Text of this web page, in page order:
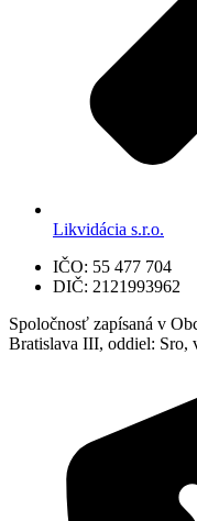
Likvidácia s.r.o.
IČO: 55 477 704
DIČ: 2121993962
Spoločnosť zapísaná v
Bratislava III, oddiel: Sro,